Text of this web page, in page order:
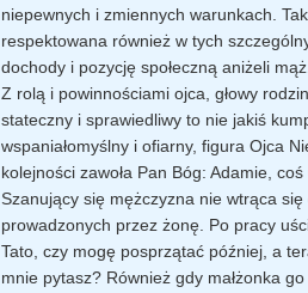
niepewnych i zmiennych warunkach.
respektowana również w tych
dochody i pozycję społeczną aniżeli
Z rolą i powinnościami ojca, głowy
stateczny i sprawiedliwy to nie jakiś
wspaniałomyślny i ofiarny, figura Ojca
kolejności zawoła Pan Bóg: Adamie, coś
Szanujący się mężczyzna nie wtrąca
prowadzonych przez żonę. Po pracy
Tato, czy mogę posprzątać później, a
mnie pytasz? Również gdy małżonka